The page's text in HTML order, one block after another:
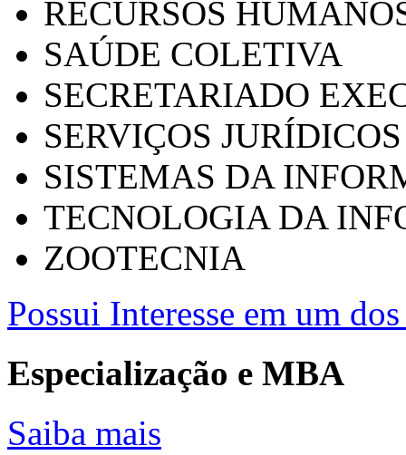
RECURSOS
SAÚDE COLETIVA
SECRETARIADO
SERVIÇOS
SISTEMAS DA
TECNOLOGIA DA
ZOOTECNIA
Possui Interesse em um
Especialização e MBA
Saiba mais